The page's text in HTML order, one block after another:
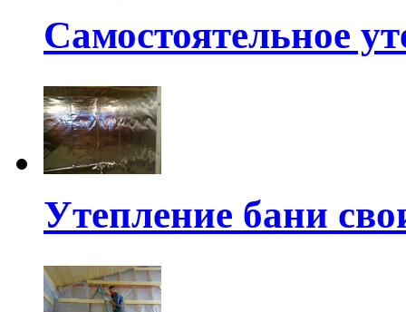
Самостоятельное
Утепление бани